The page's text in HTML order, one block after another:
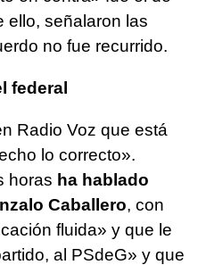
ello, señalaron las
no fue recurrido.
federal
Radio Voz que está
lo correcto».
horas ha hablado
Caballero, con
fluida» y que le
al PSdeG» y que